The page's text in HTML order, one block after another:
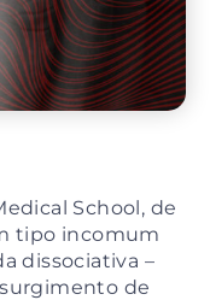
School, de
tipo incomum
dissociativa –
de